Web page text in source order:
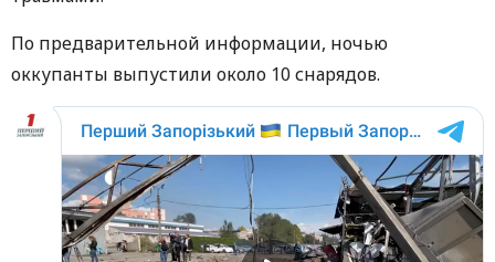
По предварительной информации, ночью
оккупанты выпустили около 10 снарядов.